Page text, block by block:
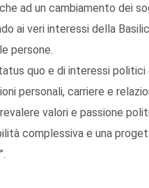
ad un cambiamento dei
ai veri interessi della
persone.
quo e di interessi politici
personali, carriere e
valori e passione
complessiva e una